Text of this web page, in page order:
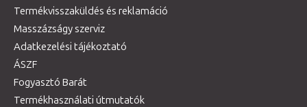
Termékvisszaküldés és reklamáció
Masszázságy szerviz
Adatkezelési tájékoztató
ÁSZF
Fogyasztó Barát
Termékhasználati útmutatók